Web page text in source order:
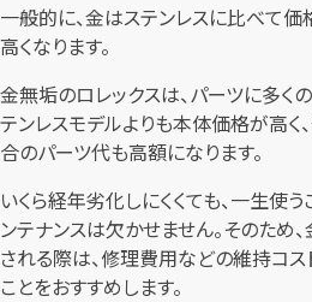
一般的に、金はステンレスに比べて
高くなります。
金無垢のロレックスは、パーツに多く
テンレスモデルよりも本体価格が高
合のパーツ代も高額になります。
いくら経年劣化しにくくても、一生使
ンテナンスは欠かせません。そのため
される際は、修理費用などの維持コス
ことをおすすめします。